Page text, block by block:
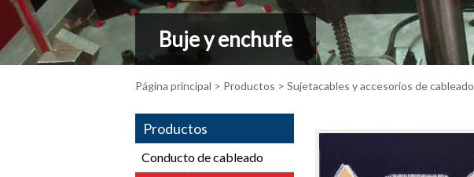
Buje y enchufe
Página principal > Productos > Sujetacables y accesorios de cableado
Productos
Conducto de cableado